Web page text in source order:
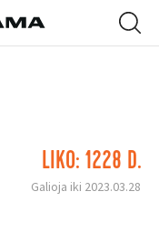
LIKO: 1228 D.
Galioja iki 2023.03.28